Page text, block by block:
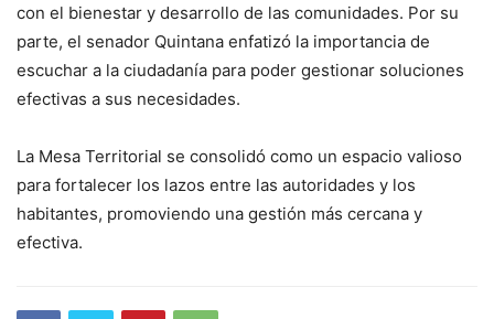
con el bienestar y desarrollo de las comunidades. Por su
parte, el senador Quintana enfatizó la importancia de
escuchar a la ciudadanía para poder gestionar soluciones
efectivas a sus necesidades.
La Mesa Territorial se consolidó como un espacio valioso
para fortalecer los lazos entre las autoridades y los
habitantes, promoviendo una gestión más cercana y
efectiva.